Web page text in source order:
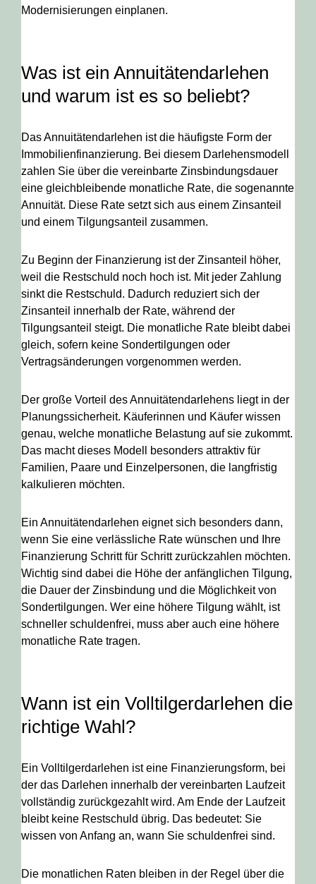
Modernisierungen einplanen.
Was ist ein Annuitätendarlehen
und warum ist es so beliebt?
Das Annuitätendarlehen ist die häufigste Form der
Immobilienfinanzierung. Bei diesem Darlehensmodell
zahlen Sie über die vereinbarte Zinsbindungsdauer
eine gleichbleibende monatliche Rate, die sogenannte
Annuität. Diese Rate setzt sich aus einem Zinsanteil
und einem Tilgungsanteil zusammen.
Zu Beginn der Finanzierung ist der Zinsanteil höher,
weil die Restschuld noch hoch ist. Mit jeder Zahlung
sinkt die Restschuld. Dadurch reduziert sich der
Zinsanteil innerhalb der Rate, während der
Tilgungsanteil steigt. Die monatliche Rate bleibt dabei
gleich, sofern keine Sondertilgungen oder
Vertragsänderungen vorgenommen werden.
Der große Vorteil des Annuitätendarlehens liegt in der
Planungssicherheit. Käuferinnen und Käufer wissen
genau, welche monatliche Belastung auf sie zukommt.
Das macht dieses Modell besonders attraktiv für
Familien, Paare und Einzelpersonen, die langfristig
kalkulieren möchten.
Ein Annuitätendarlehen eignet sich besonders dann,
wenn Sie eine verlässliche Rate wünschen und Ihre
Finanzierung Schritt für Schritt zurückzahlen möchten.
Wichtig sind dabei die Höhe der anfänglichen Tilgung,
die Dauer der Zinsbindung und die Möglichkeit von
Sondertilgungen. Wer eine höhere Tilgung wählt, ist
schneller schuldenfrei, muss aber auch eine höhere
monatliche Rate tragen.
Wann ist ein Volltilgerdarlehen die
richtige Wahl?
Ein Volltilgerdarlehen ist eine Finanzierungsform, bei
der das Darlehen innerhalb der vereinbarten Laufzeit
vollständig zurückgezahlt wird. Am Ende der Laufzeit
bleibt keine Restschuld übrig. Das bedeutet: Sie
wissen von Anfang an, wann Sie schuldenfrei sind.
Die monatlichen Raten bleiben in der Regel über die